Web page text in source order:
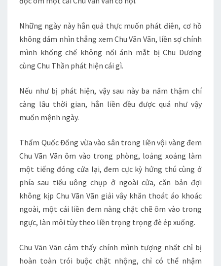
Những ngày này hắn quả thực muốn phát điên, cơ hồ
không dám nhìn thẳng xem Chu Vãn Vãn, liền sợ chính
mình khống chế không nổi ánh mắt bị Chu Dương
cùng Chu Thần phát hiện cái gì.
Nếu như bị phát hiện, vậy sau này ba năm thậm chí
càng lâu thời gian, hắn liền đều được quá như vậy
muốn mệnh ngày.
Thẩm Quốc Đống vừa vào sân trong liền vội vàng đem
Chu Vãn Vãn ôm vào trong phòng, loảng xoảng làm
một tiếng đóng cửa lại, đem cực kỳ hứng thú cùng ở
phía sau tiểu uông chụp ở ngoài cửa, căn bản đợi
không kịp Chu Vãn Vãn giải vây khăn thoát áo khoác
ngoài, một cái liền đem nàng chặt chẽ ôm vào trong
ngực, làn môi tùy theo liền trọng trọng đè ép xuống.
Chu Vãn Vãn cảm thấy chính mình tượng nhất chỉ bị
hoàn toàn trói buộc chặt nhộng, chỉ có thể nhậm